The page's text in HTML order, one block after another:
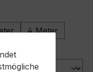
4 Meter